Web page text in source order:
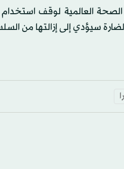
العالمية لوقف
سيؤدي إلى إزالتها من